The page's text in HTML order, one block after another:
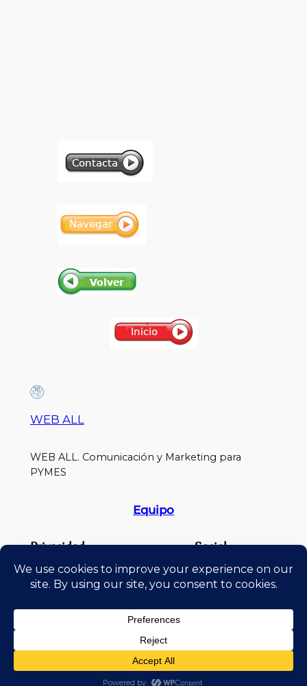
WEB ALL
WEB ALL. Comunicación y Marketing para
PYMES
Equipo
Privacidad
Política de Privacidad
Términos y condiciones de uso
Social
Cursos
Blog
Diseñado por weball.es